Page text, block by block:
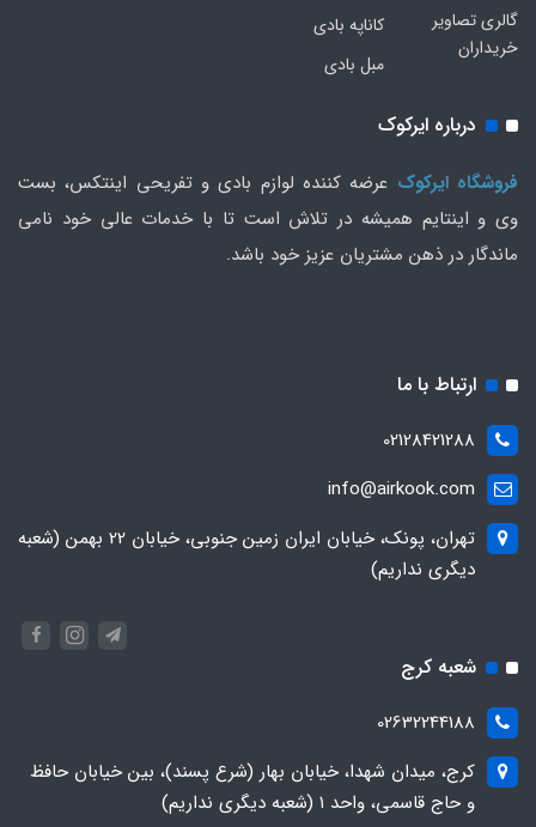
گالری تصاویر
خریداران
کاناپه بادی
مبل بادی
درباره ایرکوک
فروشگاه ایرکوک عرضه کننده لوازم بادی و تفریحی اینتکس، بست
وی و اینتایم همیشه در تلاش است تا با خدمات عالی خود نامی
ماندگار در ذهن مشتریان عزیز خود باشد.
ارتباط با ما
02128421288
info@airkook.com
تهران، پونک، خیابان ایران زمین جنوبی، خیابان 22 بهمن (شعبه
دیگری نداریم)
شعبه کرج
02632244188
کرج، میدان شهدا، خیابان بهار (شرع پسند)، بین خیابان حافظ
و حاج قاسمی، واحد ۱ (شعبه دیگری نداریم)